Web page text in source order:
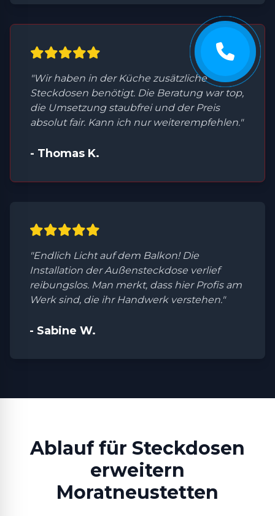
"Wir haben in der Küche zusätzliche
Steckdosen benötigt. Die Beratung war top,
die Umsetzung staubfrei und der Preis
absolut fair. Kann ich nur weiterempfehlen."
- Thomas K.
"Endlich Licht auf dem Balkon! Die
Installation der Außensteckdose verlief
reibungslos. Man merkt, dass hier Profis am
Werk sind, die ihr Handwerk verstehen."
- Sabine W.
Ablauf für Steckdosen
erweitern
Moratneustetten